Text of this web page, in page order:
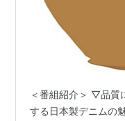
＜番組紹介＞ ▽品質
する日本製デニムの